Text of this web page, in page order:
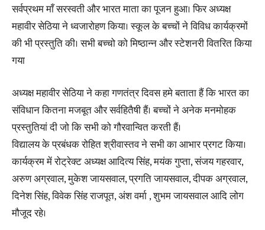
सर्वप्रथम माँ सरस्वती और भारत माता का पूजन हुआ। फिर अध्यक्ष
महावीर सेठिया ने ध्वजारोहण किया। स्कूल के बच्चों ने विविध कार्यक्रमों
की भी प्रस्तुति की। सभी बच्चो को मिष्ठान्न और स्टेशनरी वितरित किया
गया
अध्यक्ष महावीर सेठिया ने कहा गणतंत्र दिवस हमे बताता हैं कि भारत का
संविधान कितना मजबूत और सर्वहितैषी हैं। बच्चों ने अनेक मनमोहक
प्रस्तुतियां दी जो कि सभी को गौरवान्वित करती हैं।
विद्यालय के प्रबंधक रोहित श्रीवास्तव ने सभी का आभार प्रगट किया।
कार्यक्रम में रोट्रेक्ट अध्यक्ष आदित्य सिंह, मयंक गुप्ता, संजय गहरवार,
अरुण अग्रवाल, मुकेश जायसवाल, प्रगति जायसवाल, दीपक अग्रवाल,
दिनेश सिंह, विवेक सिंह राजपूत, अंश वर्मा , शुभम जायसवाल आदि लोग
मौजूद रहे।